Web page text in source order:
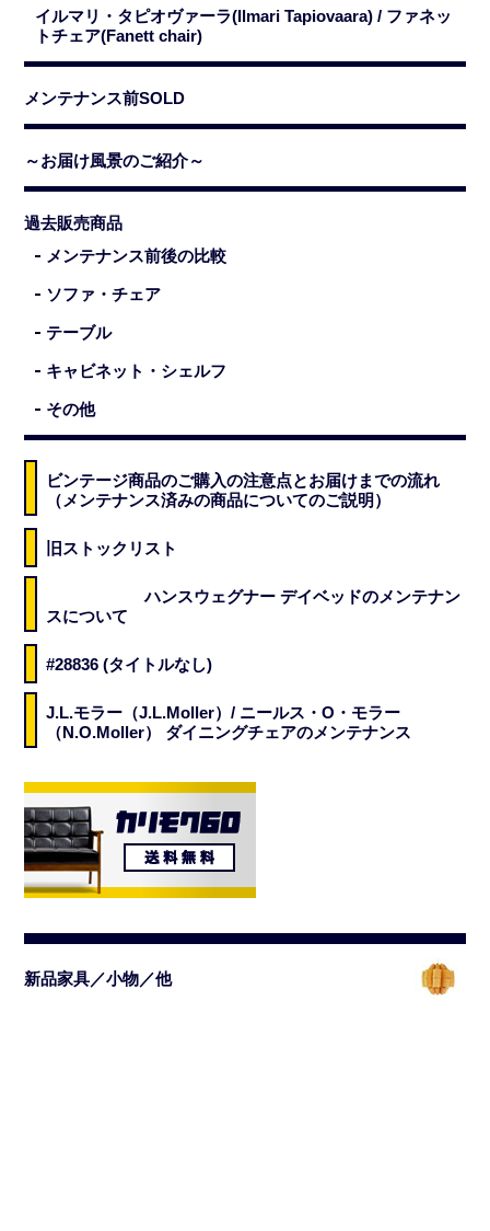
イルマリ・タピオヴァーラ(Ilmari Tapiovaara) / ファネッ
トチェア(Fanett chair)
メンテナンス前SOLD
～お届け風景のご紹介～
過去販売商品
メンテナンス前後の比較
ソファ・チェア
テーブル
キャビネット・シェルフ
その他
ビンテージ商品のご購入の注意点とお届けまでの流れ
（メンテナンス済みの商品についてのご説明）
旧ストックリスト
ハンスウェグナー デイベッドのメンテナン
スについて
#28836 (タイトルなし)
J.L.モラー（J.L.Moller）/ ニールス・O・モラー
（N.O.Moller） ダイニングチェアのメンテナンス
新品家具／小物／他